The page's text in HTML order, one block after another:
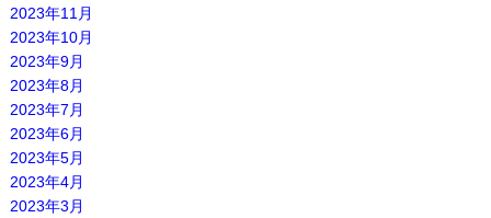
2023年11月
2023年10月
2023年9月
2023年8月
2023年7月
2023年6月
2023年5月
2023年4月
2023年3月